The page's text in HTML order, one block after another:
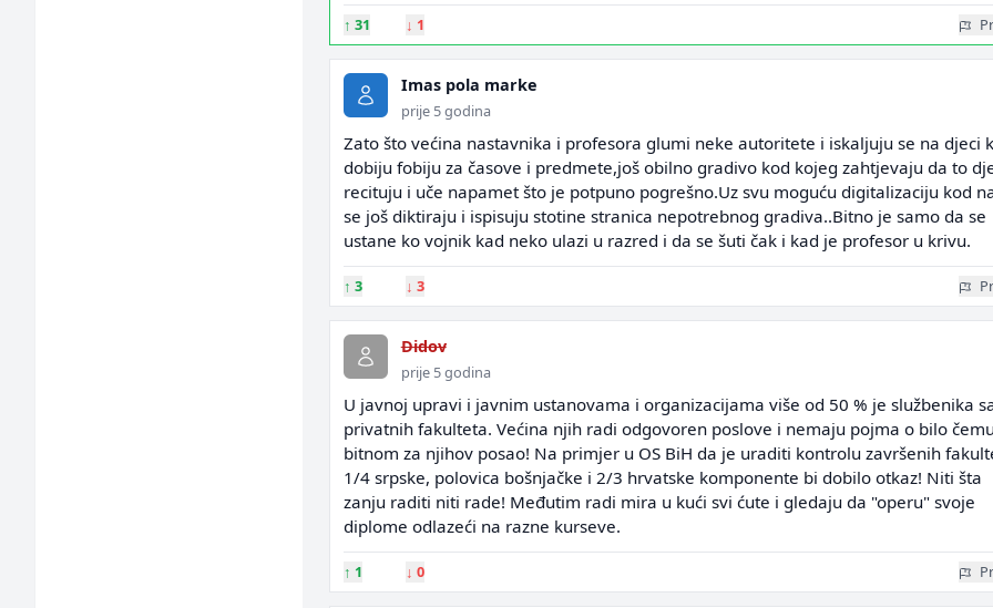
↑ 31 ↓ 1
Imas pola marke
prije 5 godina
Zato što većina nastavnika i profesora glumi neke autoritete i iskaljuju se na djeci
dobiju fobiju za časove i predmete,još obilno gradivo kod kojeg zahtjevaju da to
recituju i uče napamet što je potpuno pogrešno.Uz svu moguću digitalizaciju kod
se još diktiraju i ispisuju stotine stranica nepotrebnog gradiva..Bitno je samo da se
ustane ko vojnik kad neko ulazi u razred i da se šuti čak i kad je profesor u krivu.
↑ 3 ↓ 3
Didov
prije 5 godina
U javnoj upravi i javnim ustanovama i organizacijama više od 50 % je službenika
privatnih fakulteta. Većina njih radi odgovoren poslove i nemaju pojma o bilo čemu
bitnom za njihov posao! Na primjer u OS BiH da je uraditi kontrolu završenih
1/4 srpske, polovica bošnjačke i 2/3 hrvatske komponente bi dobilo otkaz! Niti šta
zanju raditi niti rade! Međutim radi mira u kući svi ćute i gledaju da "operu" svoje
diplome odlazeći na razne kurseve.
↑ 1 ↓ 0